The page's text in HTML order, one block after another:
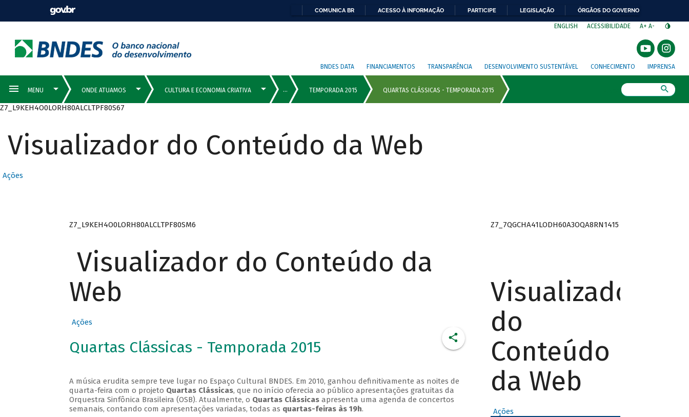
COMUNICA BR ACESSO À INFORMAÇÃO PARTICIPE LEGISLAÇÃO ÓRGÃOS DO GOVERNO
ENGLISH ACESSIBILIDADE A+ A-
BNDES DATA FINANCIAMENTOS TRANSPARÊNCIA DESENVOLVIMENTO SUSTENTÁVEL CONHECIMENTO IMPRENSA
Z7_L9KEH4O0LORH80ALCLTPF80S67
Visualizador do Conteúdo da Web
Ações
Z7_L9KEH4O0LORH80ALCLTPF80SM6
Visualizador do Conteúdo da
Web
Ações
Quartas Clássicas - Temporada 2015
A música erudita sempre teve lugar no Espaço Cultural BNDES. Em 2010, ganhou definitivamente as noites de
quarta-feira com o projeto Quartas Clássicas, que no início oferecia ao público apresentações gratuitas da
Orquestra Sinfônica Brasileira (OSB). Atualmente, o Quartas Clássicasapresenta uma agenda de concertos
semanais, contando com apresentações variadas, todas as quartas-feiras às 19h.
Z7_7QGCHA41LODH60A3OQA8RN1415
Visualizador
do
Conteúdo
da Web
Ações